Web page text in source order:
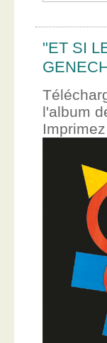
"ET SI
l'album